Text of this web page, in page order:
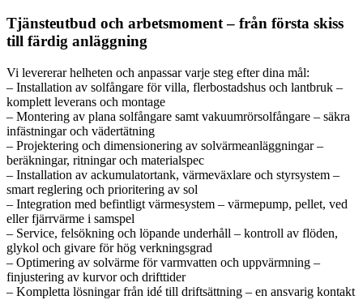
Tjänsteutbud och arbetsmoment – från första skiss
till färdig anläggning
Vi levererar helheten och anpassar varje steg efter dina mål:
– Installation av solfångare för villa, flerbostadshus och lantbruk –
komplett leverans och montage
– Montering av plana solfångare samt vakuumrörsolfångare – säkra
infästningar och vädertätning
– Projektering och dimensionering av solvärmeanläggningar –
beräkningar, ritningar och materialspec
– Installation av ackumulatortank, värmeväxlare och styrsystem –
smart reglering och prioritering av sol
– Integration med befintligt värmesystem – värmepump, pellet, ved
eller fjärrvärme i samspel
– Service, felsökning och löpande underhåll – kontroll av flöden,
glykol och givare för hög verkningsgrad
– Optimering av solvärme för varmvatten och uppvärmning –
finjustering av kurvor och drifttider
– Kompletta lösningar från idé till driftsättning – en ansvarig kontakt